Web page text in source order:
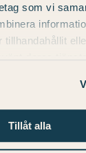
som vi
tillhandahållit
Tillåt alla